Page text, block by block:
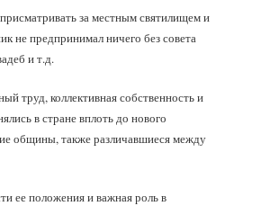
за местным святилищем и
не предпринимал ничего без совета
и т.д.
труд, коллективная собственность и
в стране вплоть до нового
общины, также различавшиеся между
ее положения и важная роль в